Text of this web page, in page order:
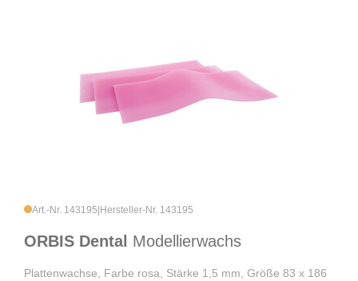
Art.-Nr. 143195 Hersteller-Nr. 143195
ORBIS Dental Modellierwachs
Plattenwachse, Farbe rosa, Stärke 1,5 mm, Größe 83 x 186